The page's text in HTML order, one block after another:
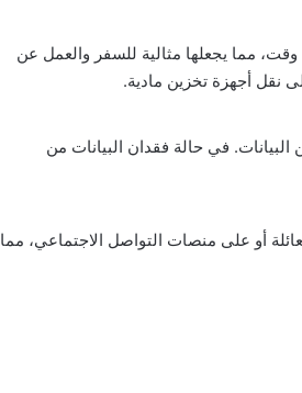
مما يجعلها مثالية للسفر والعمل عن
نقل أجهزة تخزين مادية.
في حالة فقدان البيانات من
أو على منصات التواصل الاجتماعي، مما